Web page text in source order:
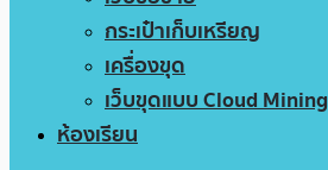
กระเป๋าเก็บเหรียญ
เครื่องขุด
เว็บขุดแบบ Cloud Mining
ห้องเรียน